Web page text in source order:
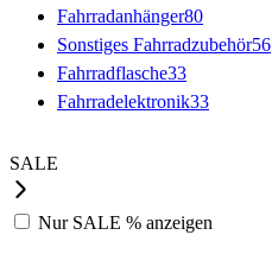
Fahrradanhänger80
Sonstiges Fahrradzubehör56
Fahrradflasche33
Fahrradelektronik33
SALE
Nur SALE % anzeigen